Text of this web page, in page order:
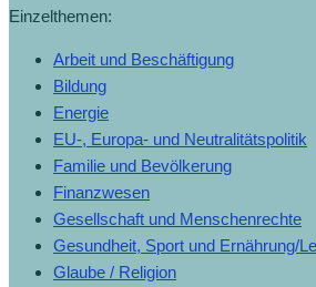
Einzelthemen:
Arbeit und Beschäftigung
Bildung
Energie
EU-, Europa- und Neutralitätspolitik
Familie und Bevölkerung
Finanzwesen
Gesellschaft und Menschenrechte
Gesundheit, Sport und Ernährung/
Glaube / Religion